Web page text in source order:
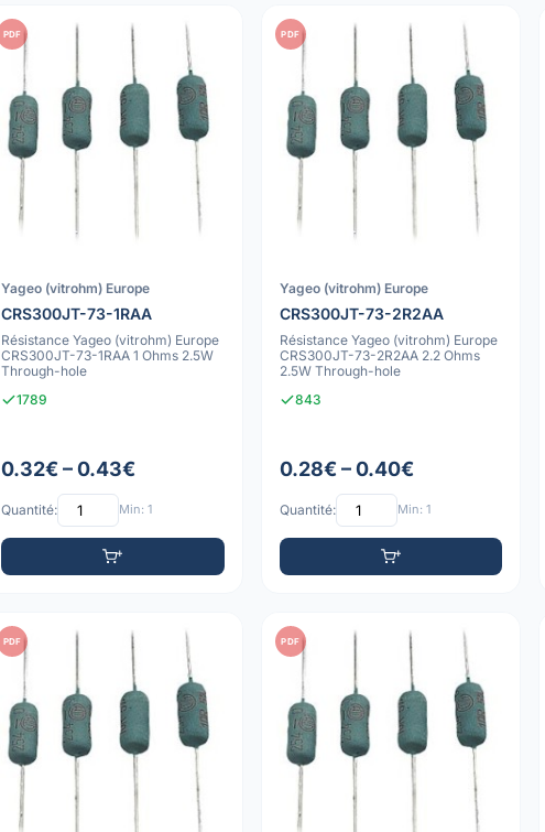
PDF
Yageo (vitrohm) Europe
CRS300JT-73-1RAA
Résistance Yageo (vitrohm) Europe
CRS300JT-73-1RAA 1 Ohms 2.5W
Through-hole
1789
0.32€ – 0.43€
Quantité: Min: 1
PDF
Yageo (vitrohm) Europe
CRS300JT-73-2R2AA
Résistance Yageo (vitrohm) Europe
CRS300JT-73-2R2AA 2.2 Ohms
2.5W Through-hole
843
0.28€ – 0.40€
Quantité: Min: 1
PDF PDF